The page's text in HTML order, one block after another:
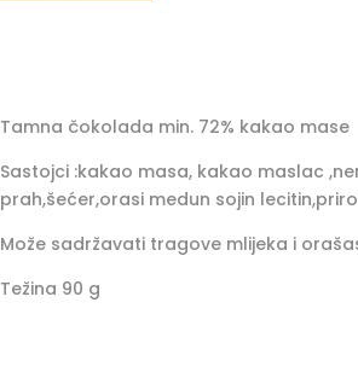
Tamna čokolada min. 72% kakao mase
Sastojci :kakao masa, kakao maslac
prah,šećer,orasi medun sojin
Može sadržavati tragove mlijeka i
Težina 90 g